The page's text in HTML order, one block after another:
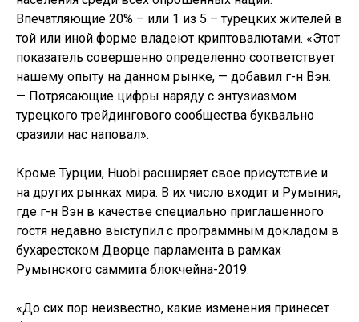
Впечатляющие 20% – или 1 из 5 – турецких жителей в
той или иной форме владеют криптовалютами. «Этот
показатель совершенно определенно соответствует
нашему опыту на данном рынке, — добавил г-н Вэн.
— Потрясающие цифры наряду с энтузиазмом
турецкого трейдингового сообщества буквально
сразили нас наповал».
Кроме Турции, Huobi расширяет свое присутствие и
на других рынках мира. В их число входит и Румыния,
где г-н Вэн в качестве специально приглашенного
гостя недавно выступил с программным докладом в
бухарестском Дворце парламента в рамках
Румынского саммита блокчейна-2019.
«До сих пор неизвестно, какие изменения принесет